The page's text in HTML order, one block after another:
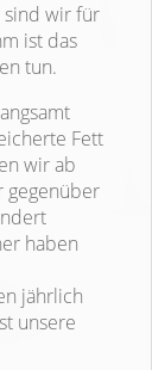
sind wir für
ist das
tun.
Fett
wir ab
gegenüber
haben
jährlich
unsere